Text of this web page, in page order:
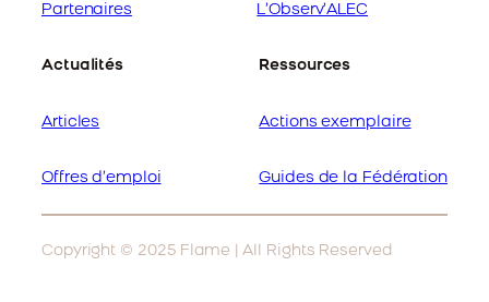
Partenaires L’Observ’ALEC
Actualités
Articles
Offres d’emploi
Ressources
Actions exemplaire
Guides de la Fédération
Copyright © 2025 Flame | All Rights Reserved